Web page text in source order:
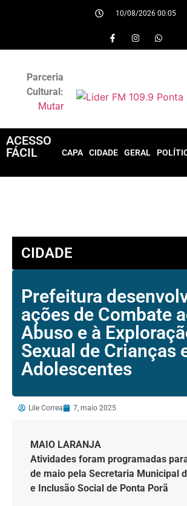
10/08/2026 00:05
Parceria
Cultural:
Mutar
ACESSO
FÁCIL
CAPA CIDADE GERAL
CIDADE
Prefeitura
ações de Combate
Abuso e à
Sexual de Crianças
Adolescentes
Lile Correa 7, maio 2025
MAIO LARANJA
Atividades foram programadas
de maio pela Secretaria Municipal
e Inclusão Social de Ponta Porã